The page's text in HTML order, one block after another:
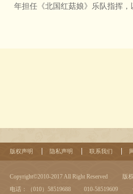
年担任《北国红菇娘》乐队指挥
版权声明 隐私声明 联系我们
Copyright©2010-2017 All Right Reserved 版
电话：（010）58519688 010-58519609